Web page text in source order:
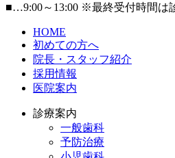
■…9:00～13:00 ※最終受付時間は
HOME
初めての方へ
院長・スタッフ紹介
採用情報
医院案内
診療案内
一般歯科
予防治療